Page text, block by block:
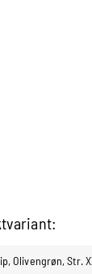
Olivengrøn, Str.